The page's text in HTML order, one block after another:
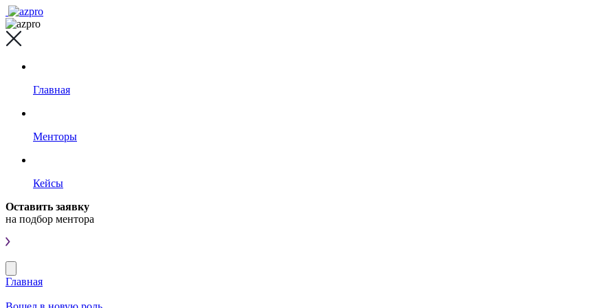
Главная
Менторы
Кейсы
Оставить заявку
на подбор ментора
Главная